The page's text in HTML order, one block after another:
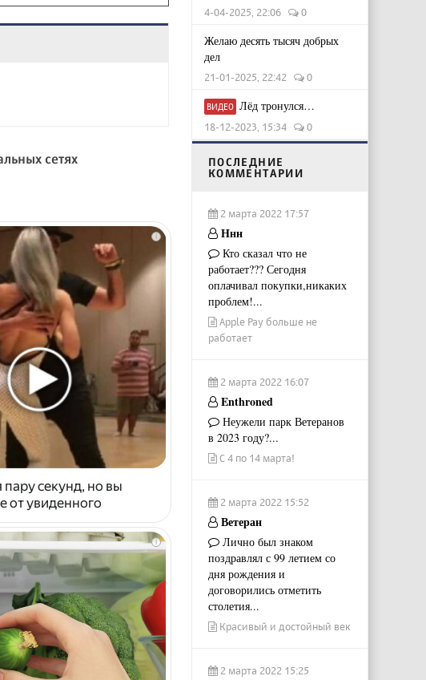
сетях
i
пару секунд, но вы
от увиденного
i
4-04-2025, 22:06 0
Желаю десять тысяч добрых
дел
21-01-2025, 22:42 0
ВИДЕО Лёд тронулся…
18-12-2023, 15:34 0
ПОСЛЕДНИЕ
КОММЕНТАРИИ
2 марта 2022 17:57
Ннн
Кто сказал что не
работает??? Сегодня
оплачивал покупки,никаких
проблем!...
Apple Pay больше не
работает
2 марта 2022 16:07
Enthroned
Неужели парк Ветеранов
в 2023 году?...
С 4 по 14 марта!
2 марта 2022 15:52
Ветеран
Лично был знаком
поздравлял с 99 летием со
дня рождения и
договорились отметить
столетия...
Красивый и достойный век
2 марта 2022 15:25